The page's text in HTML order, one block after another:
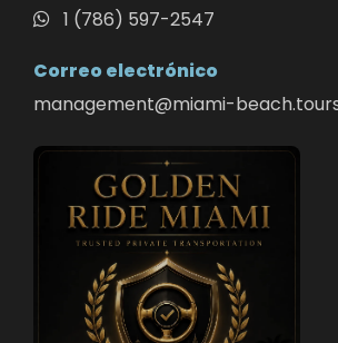
1 (786) 597-2547
Correo electrónico
management@miami-